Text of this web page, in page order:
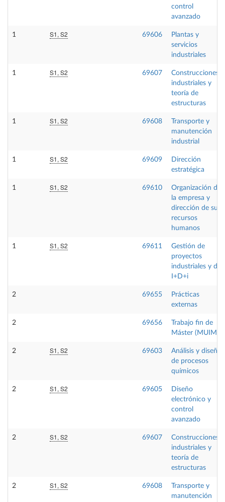
control
avanzado
1 S1, S2 69606
Plantas y
servicios
industriales
1 S1, S2 69607
Construcciones
industriales y
teoría de
estructuras
1 S1, S2 69608
Transporte y
manutención
industrial
1 S1, S2 69609
Dirección
estratégica
1 S1, S2 69610
Organización de
la empresa y
dirección de sus
recursos
humanos
1 S1, S2 69611
Gestión de
proyectos
industriales y de
I+D+i
2 69655
Prácticas
externas
2 69656
Trabajo fin de
Máster (MUIM)
2 S1, S2 69603
Análisis y diseño
de procesos
químicos
2 S1, S2 69605
Diseño
electrónico y
control
avanzado
2 S1, S2 69607
Construcciones
industriales y
teoría de
estructuras
2 S1, S2 69608
Transporte y
manutención